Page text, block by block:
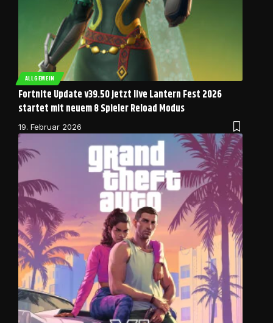
ALLGEMEIN
Fortnite Update v39.50 jetzt live Lantern Fest 2026
startet mit neuem 8 Spieler Reload Modus
19. Februar 2026